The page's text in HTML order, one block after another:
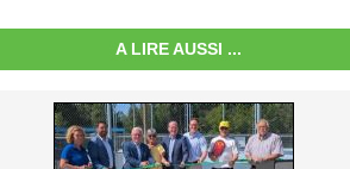
A LIRE AUSSI ...